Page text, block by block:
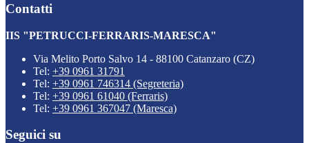
Contatti
IIS "PETRUCCI-FERRARIS-MARESCA"
Via Melito Porto Salvo 14 - 88100 Catanzaro (CZ)
Tel: +39 0961 31791
Tel: +39 0961 746314 (Segreteria)
Tel: +39 0961 61040 (Ferraris)
Tel: +39 0961 367047 (Maresca)
Seguici su